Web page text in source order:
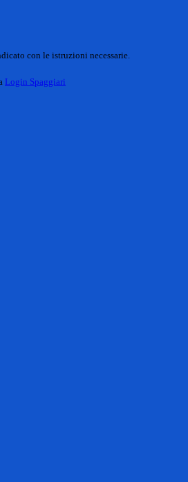
con le istruzioni necessarie.
Login Spaggiari